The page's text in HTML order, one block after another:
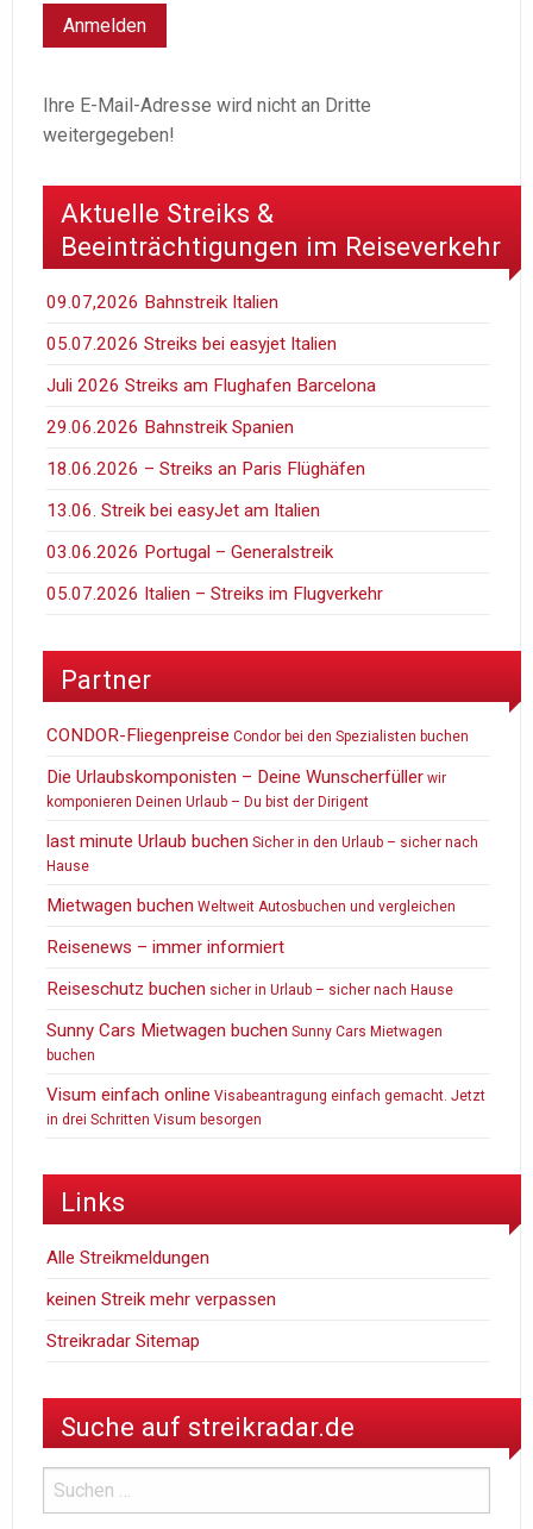
Ihre E-Mail-Adresse wird nicht an Dritte
weitergegeben!
Aktuelle Streiks &
Beeinträchtigungen im Reiseverkehr
09.07,2026 Bahnstreik Italien
05.07.2026 Streiks bei easyjet Italien
Juli 2026 Streiks am Flughafen Barcelona
29.06.2026 Bahnstreik Spanien
18.06.2026 – Streiks an Paris Flüghäfen
13.06. Streik bei easyJet am Italien
03.06.2026 Portugal – Generalstreik
05.07.2026 Italien – Streiks im Flugverkehr
Partner
CONDOR-Fliegenpreise Condor bei den Spezialisten buchen
Die Urlaubskomponisten – Deine Wunscherfüller wir
komponieren Deinen Urlaub – Du bist der Dirigent
last minute Urlaub buchen Sicher in den Urlaub – sicher nach
Hause
Mietwagen buchen Weltweit Autosbuchen und vergleichen
Reisenews – immer informiert
Reiseschutz buchen sicher in Urlaub – sicher nach Hause
Sunny Cars Mietwagen buchen Sunny Cars Mietwagen
buchen
Visum einfach online Visabeantragung einfach gemacht. Jetzt
in drei Schritten Visum besorgen
Links
Alle Streikmeldungen
keinen Streik mehr verpassen
Streikradar Sitemap
Suche auf streikradar.de